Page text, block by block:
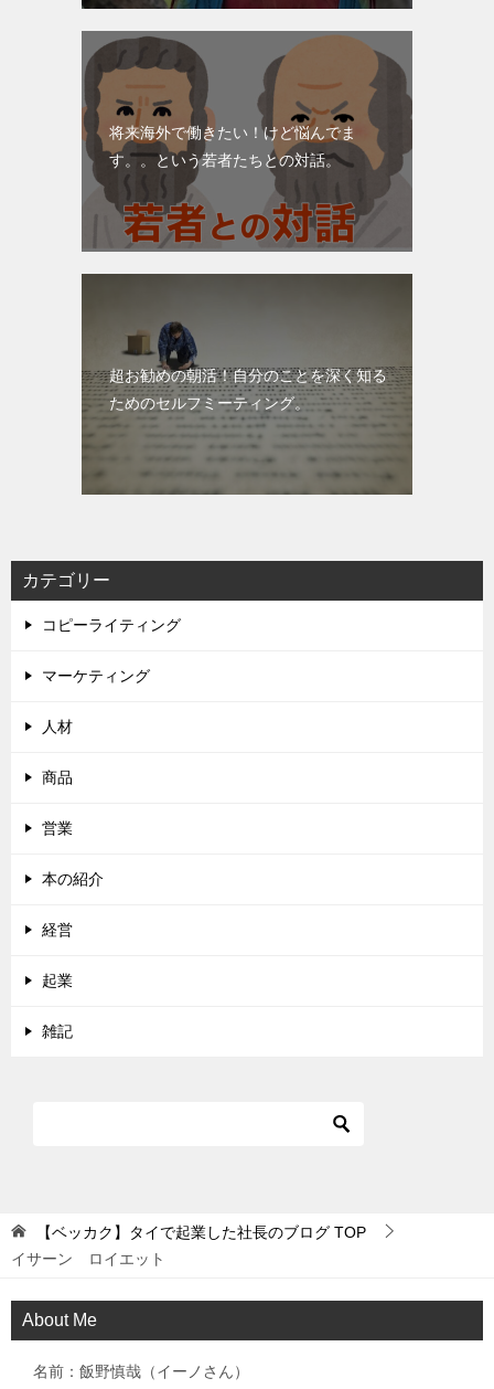
将来海外で働きたい！けど悩んでま
す。。という若者たちとの対話。
超お勧めの朝活！自分のことを深く知る
ためのセルフミーティング。
カテゴリー
コピーライティング
マーケティング
人材
商品
営業
本の紹介
経営
起業
雑記
【ベッカク】タイで起業した社長のブログ TOP
イサーン ロイエット
About Me
名前：飯野慎哉（イーノさん）